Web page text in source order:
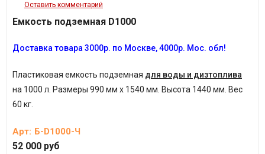
Оставить комментарий
Емкость подземная D1000
Доставка товара 3000р. по Москве, 4000р. Мос. обл!
Пластиковая емкость подземная для воды и дизтоплива
на 1000 л. Размеры 990 мм х 1540 мм. Высота 1440 мм. Вес
60 кг.
Арт: Б-D1000-Ч
52 000 руб